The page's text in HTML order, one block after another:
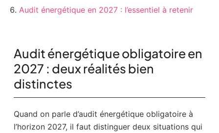
Audit énergétique en 2027 : l’essentiel à retenir
Audit énergétique obligatoire en
2027 : deux réalités bien
distinctes
Quand on parle d’audit énergétique obligatoire à
l’horizon 2027, il faut distinguer deux situations qui